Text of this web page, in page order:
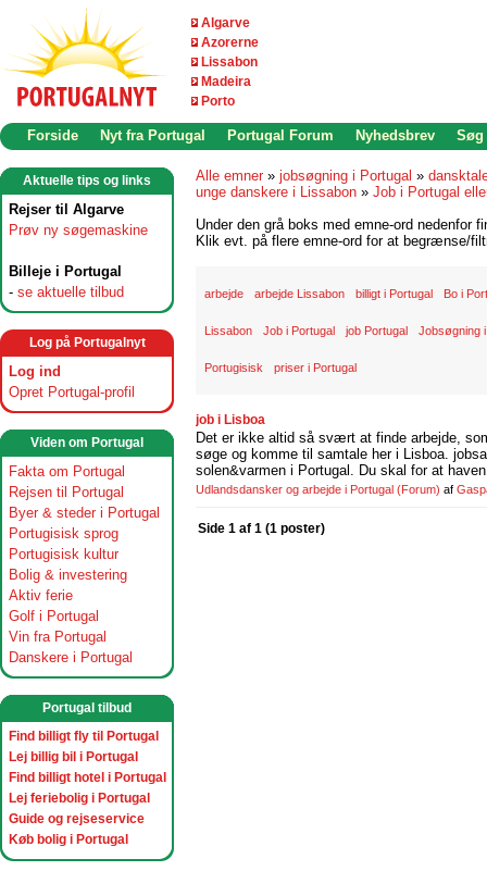
Algarve
Azorerne
Lissabon
Madeira
Porto
Forside Nyt fra Portugal Portugal Forum Nyhedsbrev Søg
Aktuelle tips og links
Rejser til Algarve
Prøv ny søgemaskine
Billeje i Portugal
- se aktuelle tilbud
Log på Portugalnyt
Log ind
Opret Portugal-profil
Viden om Portugal
Fakta om Portugal
Rejsen til Portugal
Byer & steder i Portugal
Portugisisk sprog
Portugisisk kultur
Bolig & investering
Aktiv ferie
Golf i Portugal
Vin fra Portugal
Danskere i Portugal
Portugal tilbud
Find billigt fly til Portugal
Lej billig bil i Portugal
Find billigt hotel i Portugal
Lej feriebolig i Portugal
Guide og rejseservice
Køb bolig i Portugal
Alle emner » jobsøgning i Portugal »
unge danskere i Lissabon » Job i Portugal
Under den grå boks med emne-ord nedenfor
Klik evt. på flere emne-ord for at begrænse/
arbejde arbejde Lissabon billigt i Portugal Bo i
Lissabon Job i Portugal job Portugal Jobsøgning
Portugisisk priser i Portugal
job i Lisboa
Det er ikke altid så svært at finde arbejde,
søge og komme til samtale her i Lisboa.
solen&varmen i Portugal. Du skal for at
Udlandsdansker og arbejde i Portugal (Forum) af
Side 1 af 1 (1 poster)